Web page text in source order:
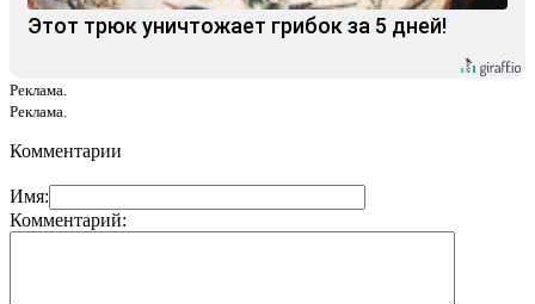
Этот трюк уничтожает грибок за 5 дней!
Реклама.
Реклама.
Комментарии
Имя:
Комментарий: